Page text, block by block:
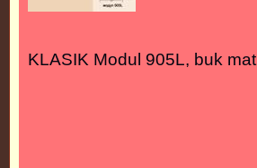
KLASIK Modul 905L, buk mat